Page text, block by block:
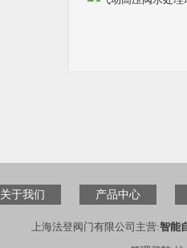
关于我们 产品中心
上海法登阀门有限公司主营:智能